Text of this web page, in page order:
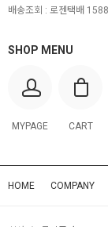
SHOP MENU
MYPAGE CART
배송조회 : 로젠택배
HOME COMPANY